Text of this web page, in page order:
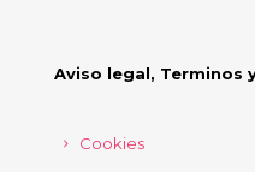
Aviso legal, Terminos
Cookies